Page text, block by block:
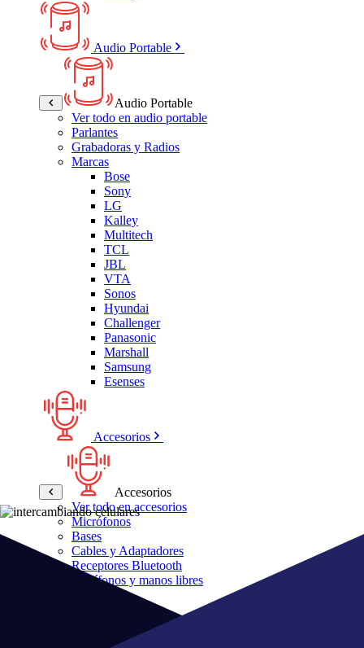
Audio Portable
Audio Portable
Ver todo en audio portable
Parlantes
Grabadoras y Radios
Marcas
Bose
Sony
LG
Kalley
Multitech
TCL
JBL
VTA
Sonos
Hyundai
Challenger
Panasonic
Marshall
Samsung
Esenses
Accesorios
Accesorios
Ver todo en accesorios
Micrófonos
Bases
Cables y Adaptadores
Receptores Bluetooth
Audífonos y manos libres